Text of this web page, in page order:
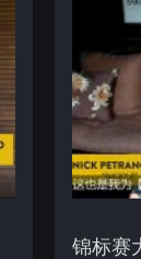
锦标赛